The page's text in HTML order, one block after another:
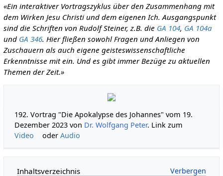
«Ein interaktiver Vortragszyklus über den Zusammenhang mit
dem Wirken Jesu Christi und dem eigenen Ich. Ausgangspunkt
sind die Schriften von Rudolf Steiner, z.B. die GA 104, GA 104a
und GA 346. Hier fließen sowohl Fragen und Anliegen von
Zuschauern als auch eigene geisteswissenschaftliche
Erkenntnisse mit ein. Und es gibt immer Bezüge zu aktuellen
Themen der Zeit.»
192. Vortrag "Die Apokalypse des Johannes" vom 19.
Dezember 2023 von Dr. Wolfgang Peter. Link zum
Video
oderAudio
Inhaltsverzeichnis